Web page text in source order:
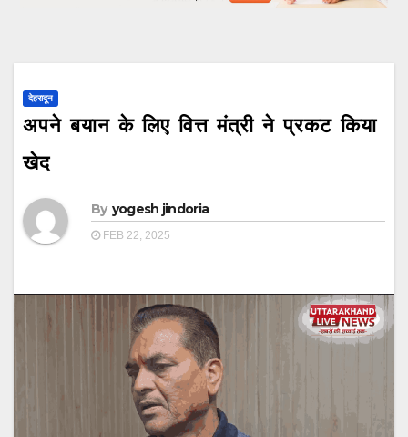
देहरादून
अपने बयान के लिए वित्त मंत्री ने प्रकट किया
खेद
By yogesh jindoria
FEB 22, 2025